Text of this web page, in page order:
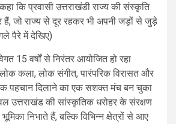
कि प्रवासी उत्तराखंडी राज्य की संस्कृति
जो राज्य से दूर रहकर भी अपनी जड़ों से जुड़े
पैरे में देखिए)
15 वर्षों से निरंतर आयोजित हो रहा
कला, लोक संगीत, पारंपरिक विरासत और
पहचान दिलाने का एक सशक्त मंच बन चुका
की सांस्कृतिक धरोहर के संरक्षण
निभाते हैं, बल्कि विभिन्न क्षेत्रों से आए